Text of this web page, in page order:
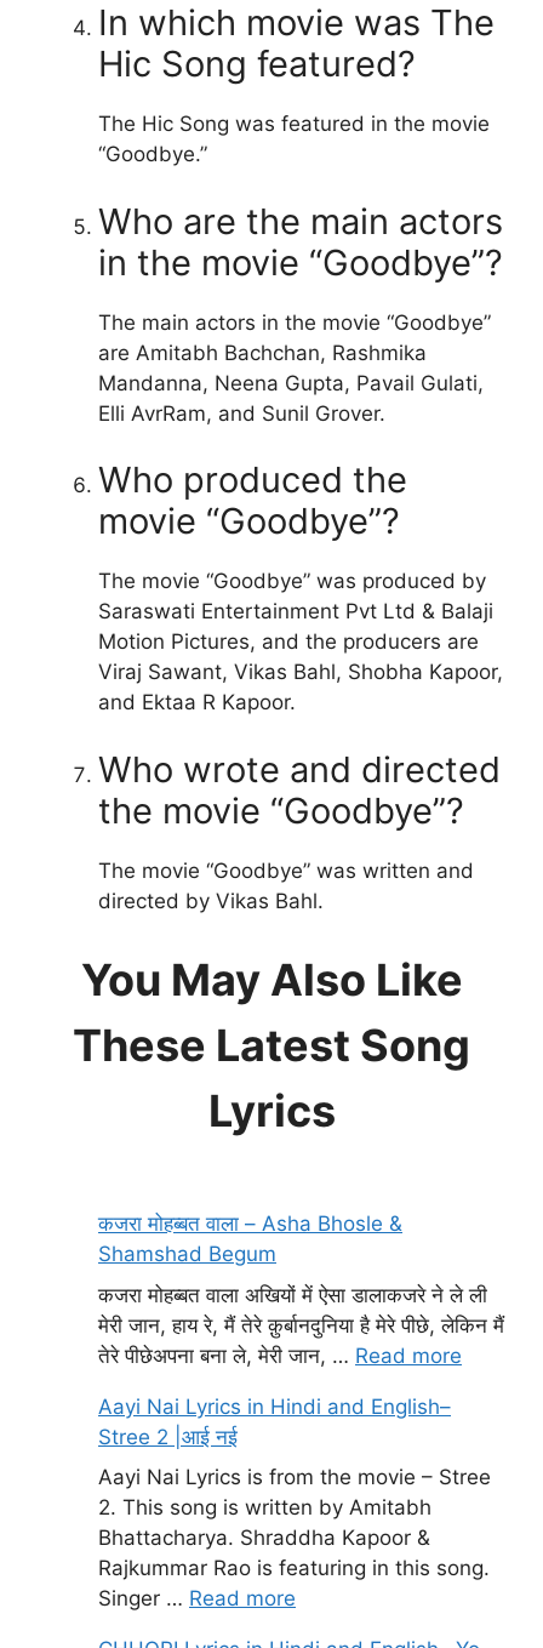
In which movie was The
Hic Song featured?
The Hic Song was featured in the movie
“Goodbye.”
Who are the main actors
in the movie “Goodbye”?
The main actors in the movie “Goodbye”
are Amitabh Bachchan, Rashmika
Mandanna, Neena Gupta, Pavail Gulati,
Elli AvrRam, and Sunil Grover.
Who produced the
movie “Goodbye”?
The movie “Goodbye” was produced by
Saraswati Entertainment Pvt Ltd & Balaji
Motion Pictures, and the producers are
Viraj Sawant, Vikas Bahl, Shobha Kapoor,
and Ektaa R Kapoor.
Who wrote and directed
the movie “Goodbye”?
The movie “Goodbye” was written and
directed by Vikas Bahl.
You May Also Like
These Latest Song
Lyrics
कजरा मोहब्बत वाला – Asha Bhosle &
Shamshad Begum
कजरा मोहब्बत वाला अखियों में ऐसा डालाकजरे ने ले ली
मेरी जान, हाय रे, मैं तेरे क़ुर्बानदुनिया है मेरे पीछे, लेकिन मैं
तेरे पीछेअपना बना ले, मेरी जान, … Read more
Aayi Nai Lyrics in Hindi and English–
Stree 2 |आई नई
Aayi Nai Lyrics is from the movie – Stree
2. This song is written by Amitabh
Bhattacharya. Shraddha Kapoor &
Rajkummar Rao is featuring in this song.
Singer … Read more